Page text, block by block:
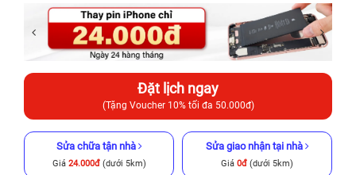
Đặt lịch ngay
(Tặng Voucher 10% tối đa 50.000đ)
Sửa chữa tận nhà
Giá 24.000đ(dưới 5km)
Sửa giao nhận tại nhà
Giá 0đ (dưới 5km)